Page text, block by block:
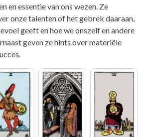
en essentie van ons wezen. Ze
onze talenten of het gebrek daaraan,
geeft en hoe we onszelf en andere
geven ze hints over materiële